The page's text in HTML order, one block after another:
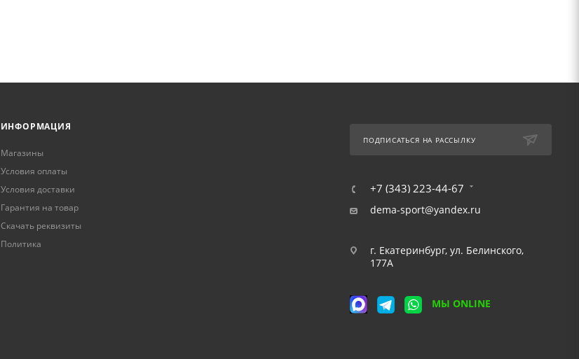
ИНФОРМАЦИЯ
Магазины
Условия оплаты
Условия доставки
Гарантия на товар
Скачать реквизиты
Политика
ПОДПИСАТЬСЯ НА РАССЫЛКУ
+7 (343) 223-44-67
dema-sport@yandex.ru
г. Екатеринбург, ул. Белинского,
177А
МЫ ONLINE